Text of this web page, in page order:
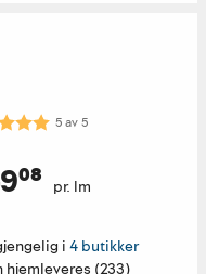
5.0 av 5 mulige
5av5
pr. lm
i 4 butikker
hjemleveres (233)